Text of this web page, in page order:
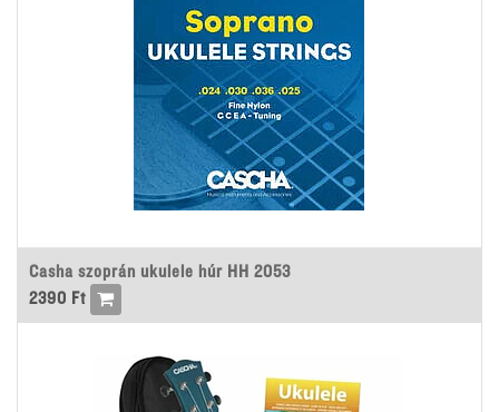
Casha szoprán ukulele húr HH 2053
2390 Ft